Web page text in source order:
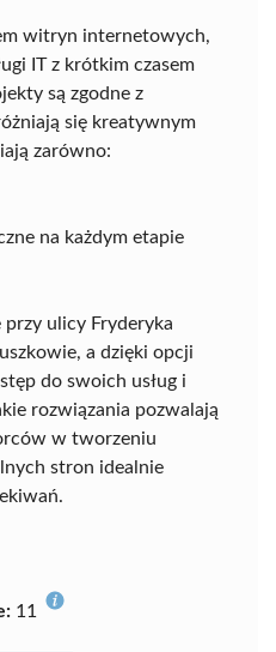
witryn internetowych,
IT z krótkim czasem
są zgodne z
się kreatywnym
zarówno:
na każdym etapie
przy ulicy Fryderyka
a dzięki opcji
do swoich usług i
rozwiązania pozwalają
w tworzeniu
stron idealnie
11